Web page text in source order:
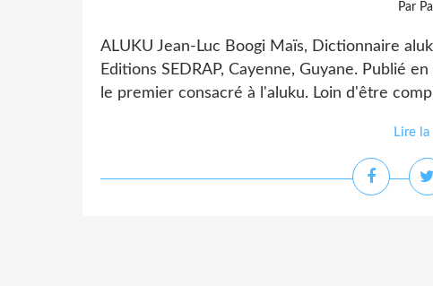
Par
ALUKU Jean-Luc Boogi Maïs, Dictionnaire
Editions SEDRAP, Cayenne, Guyane. Publié
le premier consacré à l'aluku. Loin d'être
Lire